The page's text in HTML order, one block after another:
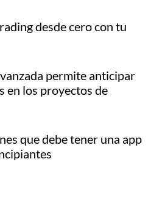
desde cero con tu
permite anticipar
en los proyectos de
que debe tener una app